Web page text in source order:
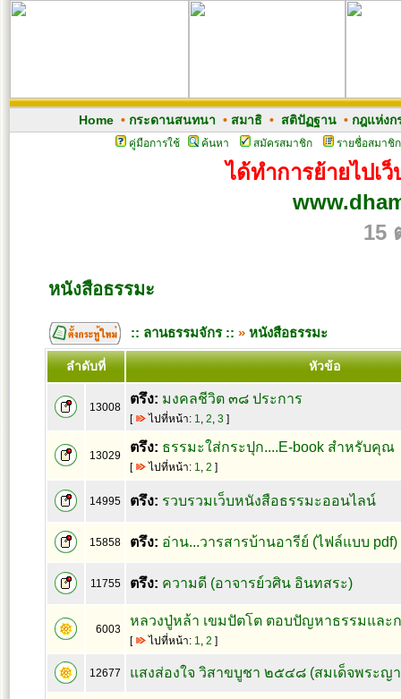
Home• กระดานสนทนา • สมาธิ• สติปัฏฐาน• กฎแห่งก
คู่มือการใช้ ค้นหา สมัครสมาชิก รายชื่อสมาชิก
ได้ทำการย้ายไปเ
15
หนังสือธรรมะ
:: ลานธรรมจักร :: » หนังสือธรรมะ
ลำดับที่ หัวข้อ
13008
ตรึง: มงคลชีวิต ๓๘ ประการ
[ ไปที่หน้า: 1, 2, 3 ]
13029
ตรึง: ธรรมะใส่กระปุก....E-book สำหรับคุณ
[ ไปที่หน้า: 1, 2 ]
14995 ตรึง: รวบรวมเว็บหนังสือธรรมะออนไลน์
15858 ตรึง: อ่าน...วารสารบ้านอารีย์ (ไฟล์แบบ pdf)
11755 ตรึง: ความดี (อาจารย์วศิน อินทสระ)
6003
หลวงปู่หล้า เขมปัตโต ตอบปัญหาธรรมและ
[ ไปที่หน้า: 1, 2 ]
12677 แสงส่องใจ วิสาขบูชา ๒๕๔๘ (สมเด็จพระญ